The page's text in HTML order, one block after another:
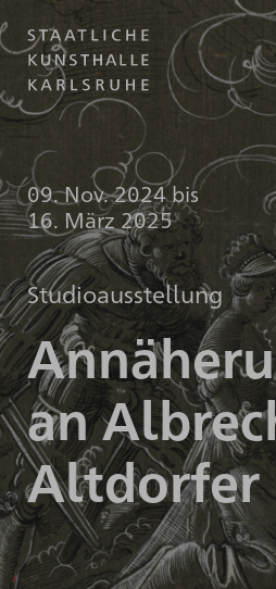
09. Nov. 2024bis
16. März 2025
Studioausstellung
an
Altdorfer